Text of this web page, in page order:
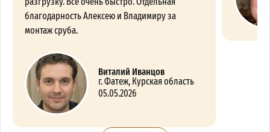
благодарность Алексею и Владимиру за
монтаж сруба.
Виталий Иванцов
г. Фатеж, Курская область
05.05.2026